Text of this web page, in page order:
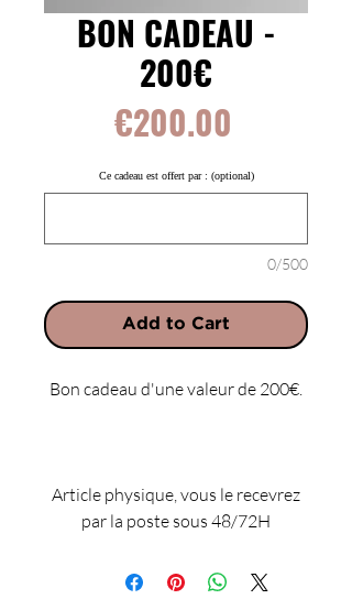
BON CADEAU -
200€
€200.00
Ce cadeau est offert par : (optional)
0/500
Add to Cart
Bon cadeau d'une valeur de 200€.
Article physique, vous le recevrez
par la poste sous 48/72H